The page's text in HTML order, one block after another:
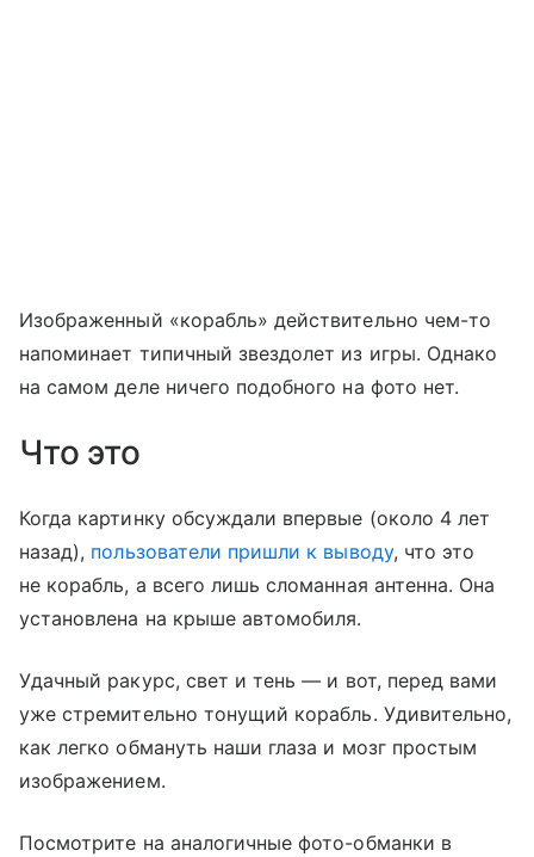
Изображенный «корабль» действительно чем-то
напоминает типичный звездолет из игры. Однако
на самом деле ничего подобного на фото нет.
Что это
Когда картинку обсуждали впервые (около 4 лет
назад), пользователи пришли к выводу, что это
не корабль, а всего лишь сломанная антенна. Она
установлена на крыше автомобиля.
Удачный ракурс, свет и тень — и вот, перед вами
уже стремительно тонущий корабль. Удивительно,
как легко обмануть наши глаза и мозг простым
изображением.
Посмотрите на аналогичные фото-обманки в